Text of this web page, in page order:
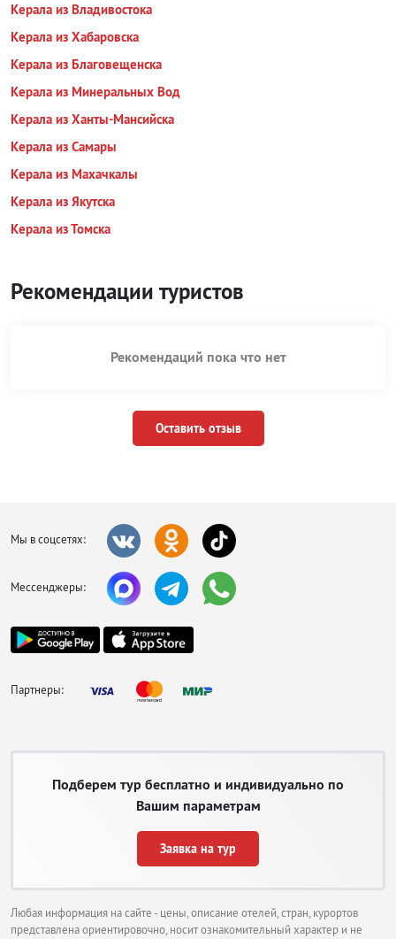
Керала из Владивостока
Керала из Хабаровска
Керала из Благовещенска
Керала из Минеральных Вод
Керала из Ханты-Мансийска
Керала из Самары
Керала из Махачкалы
Керала из Якутска
Керала из Томска
Рекомендации туристов
Рекомендаций пока что нет
Оставить отзыв
Мы в соцсетях:
Мессенджеры:
Партнеры:
Подберем тур бесплатно и индивидуально по
Вашим параметрам
Заявка на тур
Любая информация на сайте - цены, описание отелей, стран, курортов
представлена ориентировочно, носит ознакомительный характер и не